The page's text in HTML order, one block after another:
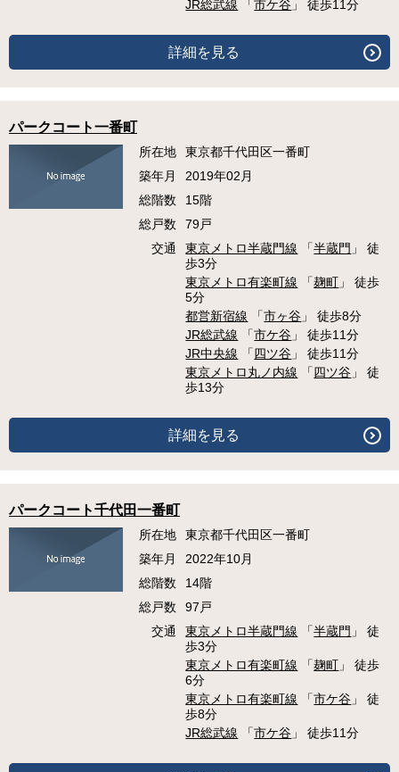
JR総武線 「市ケ谷 」 徒歩11分
詳細を見る
パークコート一番町
所在地
東京都千代田区一番町
築年月
2019年02月
総階数
15階
総戸数
79戸
交通
東京メトロ半蔵門線 「半蔵門 」 徒
歩3分
東京メトロ有楽町線 「麹町 」 徒歩
5分
都営新宿線 「市ヶ谷 」 徒歩8分
JR総武線 「市ケ谷 」 徒歩11分
JR中央線 「四ツ谷 」 徒歩11分
東京メトロ丸ノ内線 「四ツ谷 」 徒
歩13分
詳細を見る
パークコート千代田一番町
所在地
東京都千代田区一番町
築年月
2022年10月
総階数
14階
総戸数
97戸
交通
東京メトロ半蔵門線 「半蔵門 」 徒
歩3分
東京メトロ有楽町線 「麹町 」 徒歩
6分
東京メトロ有楽町線 「市ケ谷 」 徒
歩8分
JR総武線 「市ケ谷 」 徒歩11分